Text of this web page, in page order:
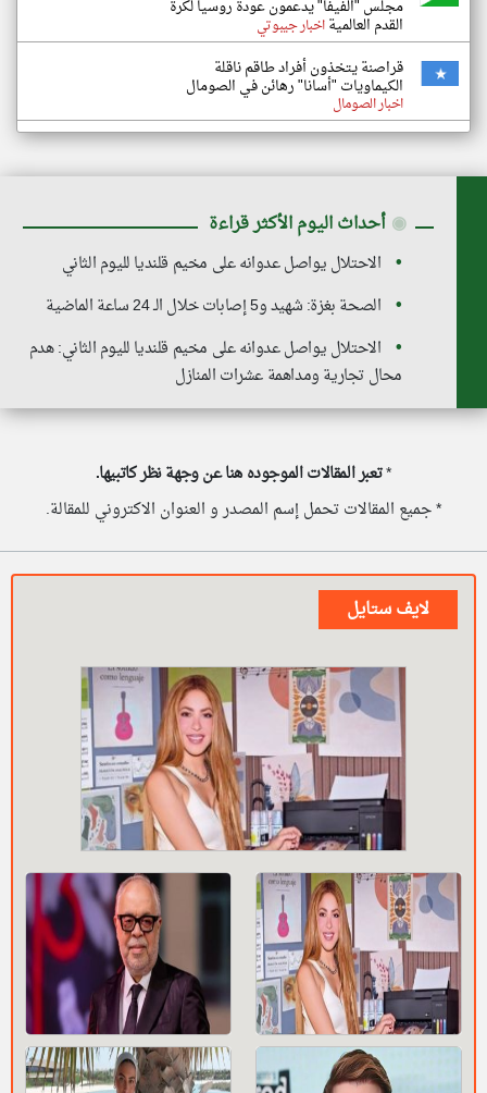
مجلس "الفيفا" يدعمون عودة روسيا لكرة
القدم العالميةاخبار جيبوتي
قراصنة يتخذون أفراد طاقم ناقلة
الكيماويات "أسانا" رهائن في الصومال
اخبار الصومال
◉ أحداث اليوم الأكثر قراءة
الاحتلال يواصل عدوانه على مخيم قلنديا لليوم الثاني
الصحة بغزة: شهيد و5 إصابات خلال الـ 24 ساعة الماضية
الاحتلال يواصل عدوانه على مخيم قلنديا لليوم الثاني: هدم
محال تجارية ومداهمة عشرات المنازل
*تعبر المقالات الموجوده هنا عن وجهة نظر كاتبيها.
* جميع المقالات تحمل إسم المصدر و العنوان الاكتروني للمقالة.
لايف ستايل